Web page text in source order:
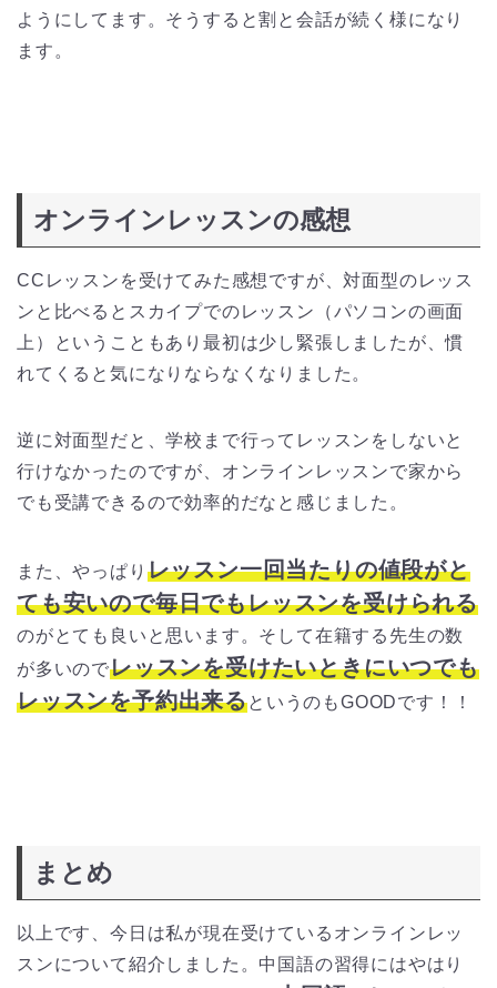
ようにしてます。そうすると割と会話が続く様になり
ます。
オンラインレッスンの感想
CCレッスンを受けてみた感想ですが、対面型のレッス
ンと比べるとスカイプでのレッスン（パソコンの画面
上）ということもあり最初は少し緊張しましたが、慣
れてくると気になりならなくなりました。
逆に対面型だと、学校まで行ってレッスンをしないと
行けなかったのですが、オンラインレッスンで家から
でも受講できるので効率的だなと感じました。
また、やっぱり レッスン一回当たりの値段がと
ても安いので毎日でもレッスンを受けられる
のがとても良いと思います。そして在籍する先生の数
が多いのでレッスンを受けたいときにいつでも
レッスンを予約出来るというのもGOODです！！
まとめ
以上です、今日は私が現在受けているオンラインレッ
スンについて紹介しました。中国語の習得にはやはり